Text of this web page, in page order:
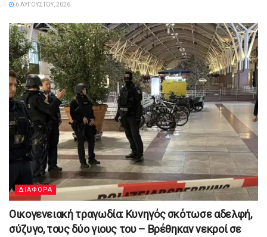
6 ΑΥΓΟΎΣΤΟΥ, 2026
ΔΙΑΦΟΡΑ
Οικογενειακή τραγωδία: Κυνηγός σκότωσε αδελφή,
σύζυγο, τους δύο γιους του – Βρέθηκαν νεκροί σε